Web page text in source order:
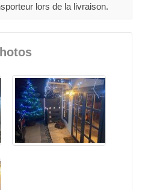
lors de la livraison.